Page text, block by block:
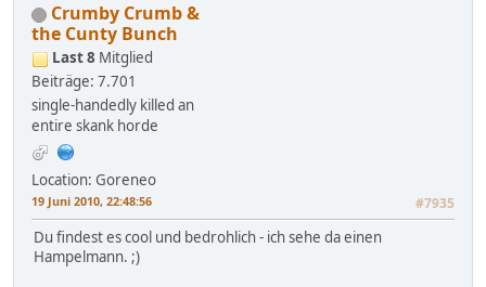
Crumby Crumb &
the Cunty Bunch
Last 8 Mitglied
Beiträge: 7.701
single-handedly killed an
entire skank horde
Location: Goreneo
19 Juni 2010, 22:48:56 #7935
Du findest es cool und bedrohlich - ich sehe da einen
Hampelmann. ;)